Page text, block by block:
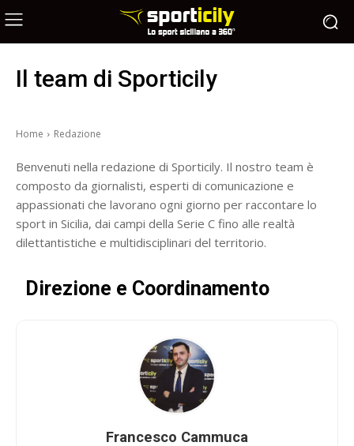
Il team di Sporticily
Home Redazione
Benvenuti nella redazione di Sporticily. Il nostro team è
composto da giornalisti, esperti di comunicazione e
appassionati che lavorano ogni giorno per raccontare lo
sport in Sicilia, dai campi della Serie C fino alle realtà
dilettantistiche e multidisciplinari del territorio.
Direzione e Coordinamento
Francesco Cammuca